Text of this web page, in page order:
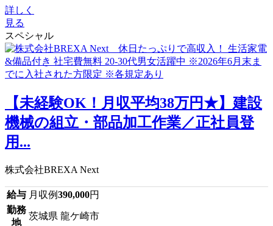
詳しく
見る
スペシャル
【未経験OK！月収平均38万円★】建設
機械の組立・部品加工作業／正社員登
用...
株式会社BREXA Next
給与 月収例390,000円
勤務
地
茨城県 龍ケ崎市